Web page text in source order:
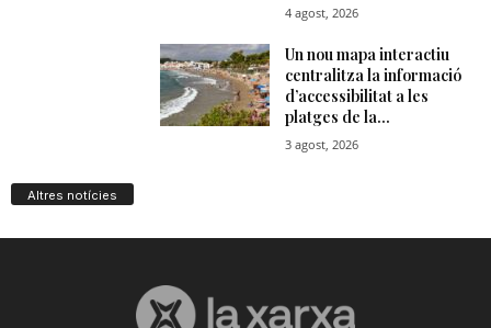
Altres notícies